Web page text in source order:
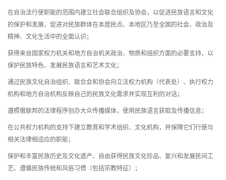
在自治法行使职能的范围内建立社会联合组织及协会，以促进民族语言和文化
的保护和发展，促进对民族群体在本居民点、本地区乃至全国的社会、政治及
精神、文化生活中的全面认识；
获得来自国家权力机关和地方自治机关政治、物质和组织方面的必要支持，以
保护民族特色、发展民族语言和艺术文化；
通过民族文化自治组织、联合会和协会向立法权力机构（代表处）、执行权力
机构和地方自治机构反映自己的民族文化需求并实现互利的对话；
遵照俄联邦的法律程序创办大众传播媒体，使用民族语言获取及传播信息；
在公共权力机构的支持下建立教育和学术组织、文化机构，并保障它们行使与
相关法律相适应的职能；
保护和丰富民族历史及文化遗产、自由获得民族文化珍品、复兴和发展民间工
艺、遵循民族传统和风俗习惯（包括宗教特征）；